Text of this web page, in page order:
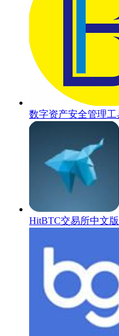
数字资产安全管理
HitBTC交易所中文